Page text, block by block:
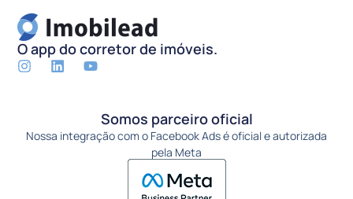
O app do corretor de imóveis.
Somos parceiro oficial
Nossa integração com o Facebook Ads é oficial e autorizada
pela Meta